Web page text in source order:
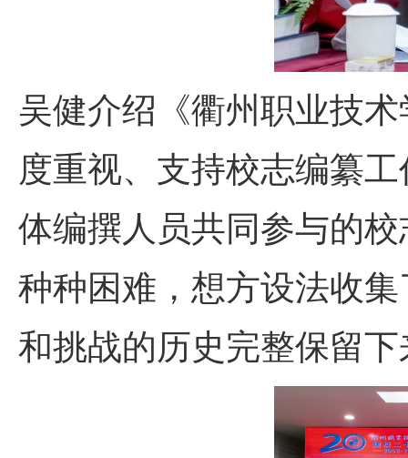
吴健介绍《衢州职业技
度重视、支持校志编纂
体编撰人员共同参与的
种种困难，想方设法收
和挑战的历史完整保留